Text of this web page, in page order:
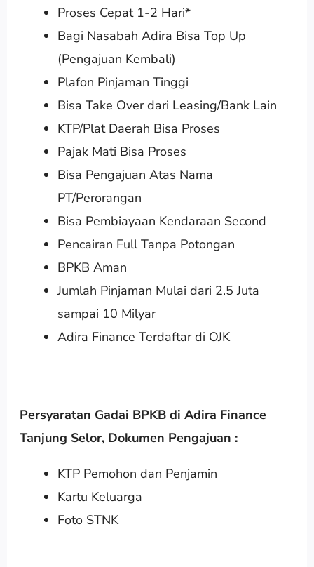
Proses Cepat 1-2 Hari*
Bagi Nasabah Adira Bisa Top Up
(Pengajuan Kembali)
Plafon Pinjaman Tinggi
Bisa Take Over dari Leasing/Bank Lain
KTP/Plat Daerah Bisa Proses
Pajak Mati Bisa Proses
Bisa Pengajuan Atas Nama
PT/Perorangan
Bisa Pembiayaan Kendaraan Second
Pencairan Full Tanpa Potongan
BPKB Aman
Jumlah Pinjaman Mulai dari 2.5 Juta
sampai 10 Milyar
Adira Finance Terdaftar di OJK
Persyaratan Gadai BPKB di Adira Finance
Tanjung Selor, Dokumen Pengajuan :
KTP Pemohon dan Penjamin
Kartu Keluarga
Foto STNK